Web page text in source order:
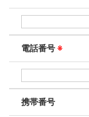
電話番号 ※
携帯番号